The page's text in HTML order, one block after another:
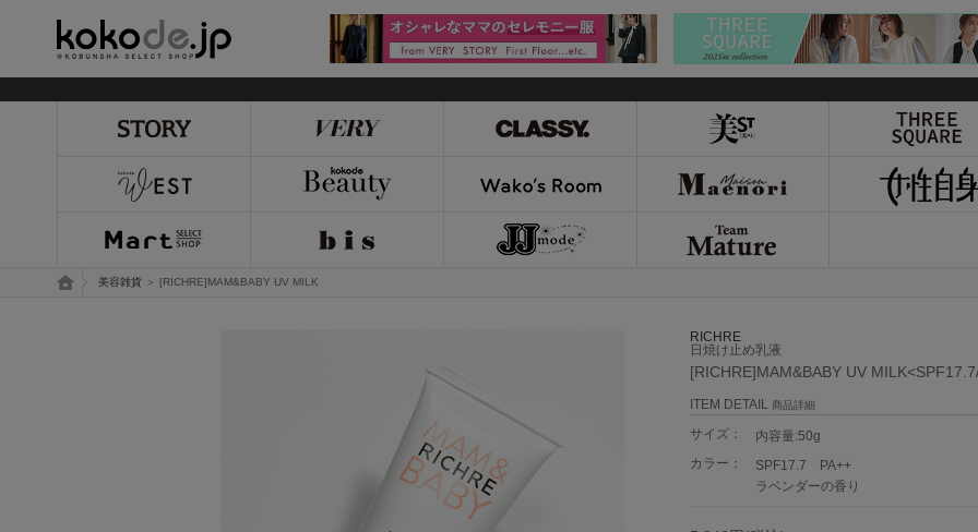
トップページ
美容雑貨 ＞ [RICHRE]MAM&BABY UV MILK
RICHRE
日焼け止め乳液
[RICHRE]MAM&BABY UV
ITEM DETAIL 商品詳細
サイズ：
内容量:50g
カラー：
SPF17.7 PA++
ラベンダーの香り